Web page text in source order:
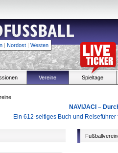
| Nordost | Westen
Vereine Spieltage
NAVIJACI –
Ein 612-seitiges Buch und